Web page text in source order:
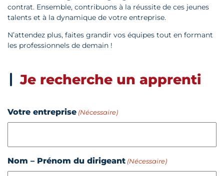
contrat. Ensemble, contribuons à la réussite de ces jeunes
talents et à la dynamique de votre entreprise.
N’attendez plus, faites grandir vos équipes tout en formant
les professionnels de demain !
Je recherche un apprenti
Votre entreprise (Nécessaire)
Nom – Prénom du dirigeant (Nécessaire)